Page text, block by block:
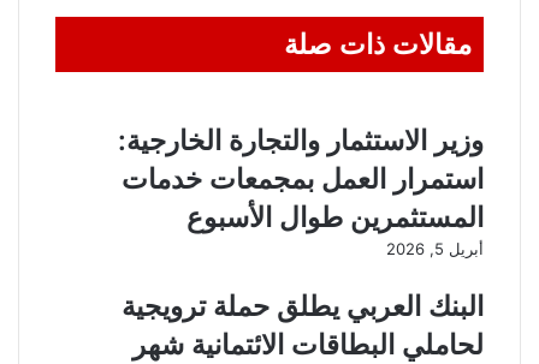
مقالات ذات صلة
وزير الاستثمار والتجارة الخارجية:
استمرار العمل بمجمعات خدمات
المستثمرين طوال الأسبوع
أبريل 5, 2026
البنك العربي يطلق حملة ترويجية
لحاملي البطاقات الائتمانية شهر